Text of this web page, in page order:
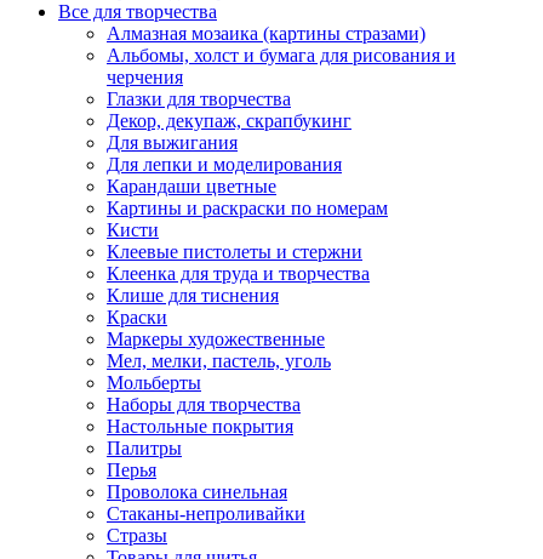
Все для творчества
Алмазная мозаика (картины стразами)
Альбомы, холст и бумага для рисования и
черчения
Глазки для творчества
Декор, декупаж, скрапбукинг
Для выжигания
Для лепки и моделирования
Карандаши цветные
Картины и раскраски по номерам
Кисти
Клеевые пистолеты и стержни
Клеенка для труда и творчества
Клише для тиснения
Краски
Маркеры художественные
Мел, мелки, пастель, уголь
Мольберты
Наборы для творчества
Настольные покрытия
Палитры
Перья
Проволока синельная
Стаканы-непроливайки
Стразы